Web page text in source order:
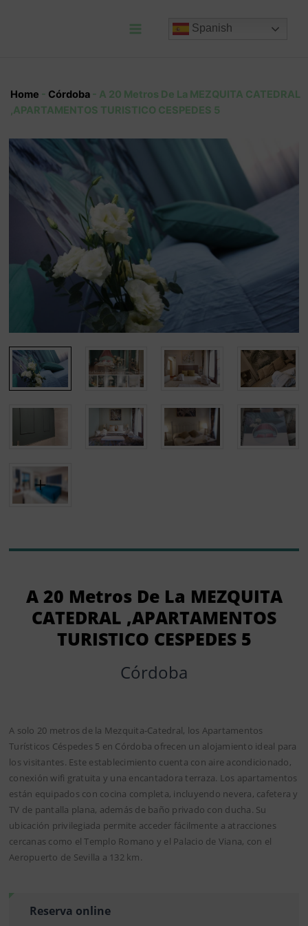
Spanish
Home - Córdoba- A 20 Metros De La MEZQUITA CATEDRAL
,APARTAMENTOS TURISTICO CESPEDES 5
A 20 Metros De La MEZQUITA
CATEDRAL ,APARTAMENTOS
TURISTICO CESPEDES 5
Córdoba
A solo 20 metros de la Mezquita-Catedral, los Apartamentos
Turísticos Céspedes 5 en Córdoba ofrecen un alojamiento ideal para
los visitantes. Este establecimiento cuenta con aire acondicionado,
conexión wifi gratuita y una encantadora terraza. Los apartamentos
están equipados con cocina completa, incluyendo nevera, cafetera y
TV de pantalla plana, además de baño privado con ducha. Su
ubicación privilegiada permite acceder fácilmente a atracciones
cercanas como el Templo Romano y el Palacio de Viana, con el
Aeropuerto de Sevilla a 132 km.
Reserva online